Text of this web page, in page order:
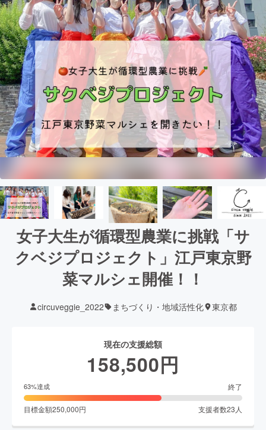
女子大生が循環型農業に挑戦「サ
クベジプロジェクト」江戸東京野
菜マルシェ開催！！
circuveggie_2022 まちづくり・地域活性化 東京都
現在の支援総額
158,500円
63%達成 終了
目標金額250,000円 支援者数23 人